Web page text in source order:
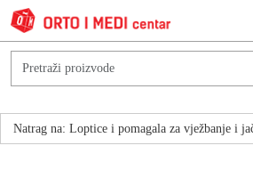
Natrag na: Loptice i pomagala za vježbanje i